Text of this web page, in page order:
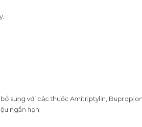
sung với các thuốc Amitriptylin,
ngắn hạn;